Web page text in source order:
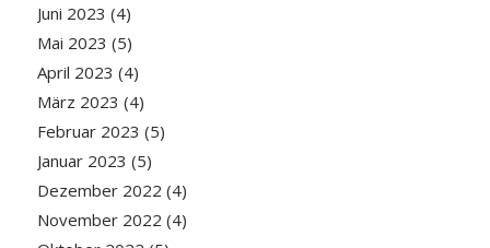
Juni 2023 (4)
Mai 2023 (5)
April 2023 (4)
März 2023 (4)
Februar 2023 (5)
Januar 2023 (5)
Dezember 2022 (4)
November 2022 (4)